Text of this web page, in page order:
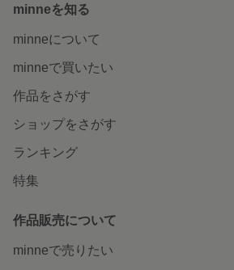
minneを知る
minneについて
minneで買いたい
作品をさがす
ショップをさがす
ランキング
特集
作品販売について
minneで売りたい